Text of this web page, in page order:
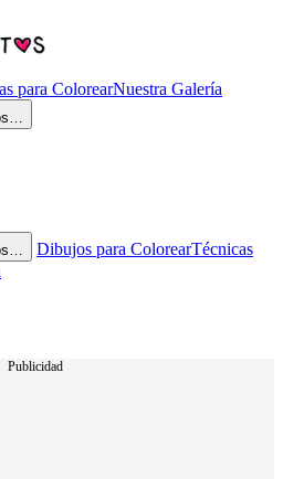
para ColorearNuestra Galería
Dibujos para ColorearTécnicas
Publicidad